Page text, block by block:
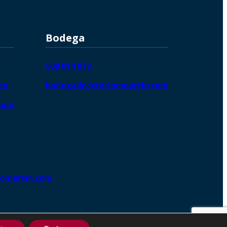
Bodega
608 014 878
bodega@victorinomartin.com
DigitalGrowthⓇ